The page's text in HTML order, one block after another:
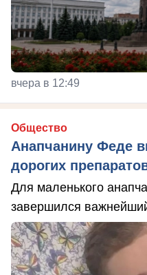
вчера в 12:49
Общество
Анапчанину Феде
дорогих
Для маленького
завершился